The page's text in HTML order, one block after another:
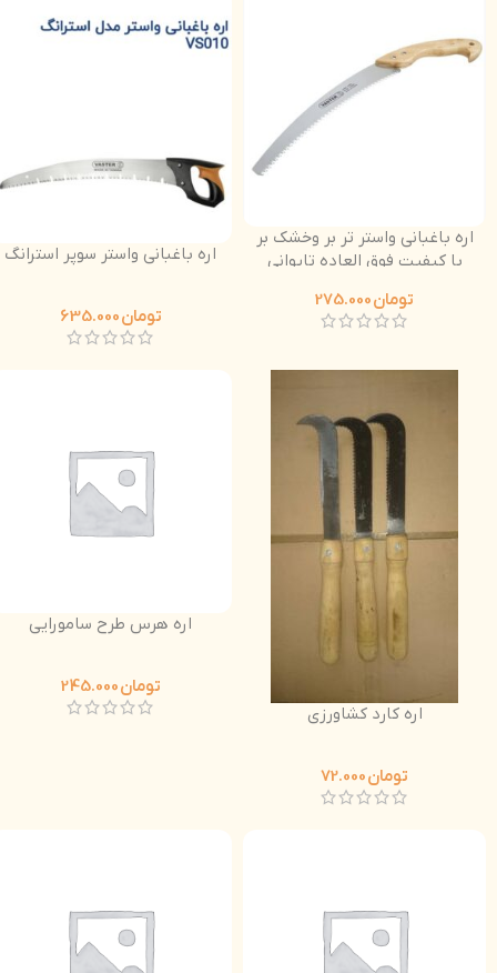
اره باغبانی واستر تر بر وخشک بر
با کیفیت فوق العاده تایوانی
تومان
اره باغبانی واستر سوپر استرانگ
تومان
اره کارد کشاورزی
تومان
اره هرس طرح سامورایی
تومان